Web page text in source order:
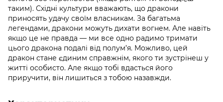
таким). Східні культури вважають, що дракони
приносять удачу своїм власникам. За багатьма
легендами, дракони можуть дихати вогнем. Але навіть
якщо це не правда — ми все одно радимо тримати
цього дракона подалі від полум’я. Можливо, цей
дракон стане єдиним справжнім, якого ти зустрінеш у
житті особисто. Але якщо тобі вдасться його
приручити, він лишиться з тобою назавжди.